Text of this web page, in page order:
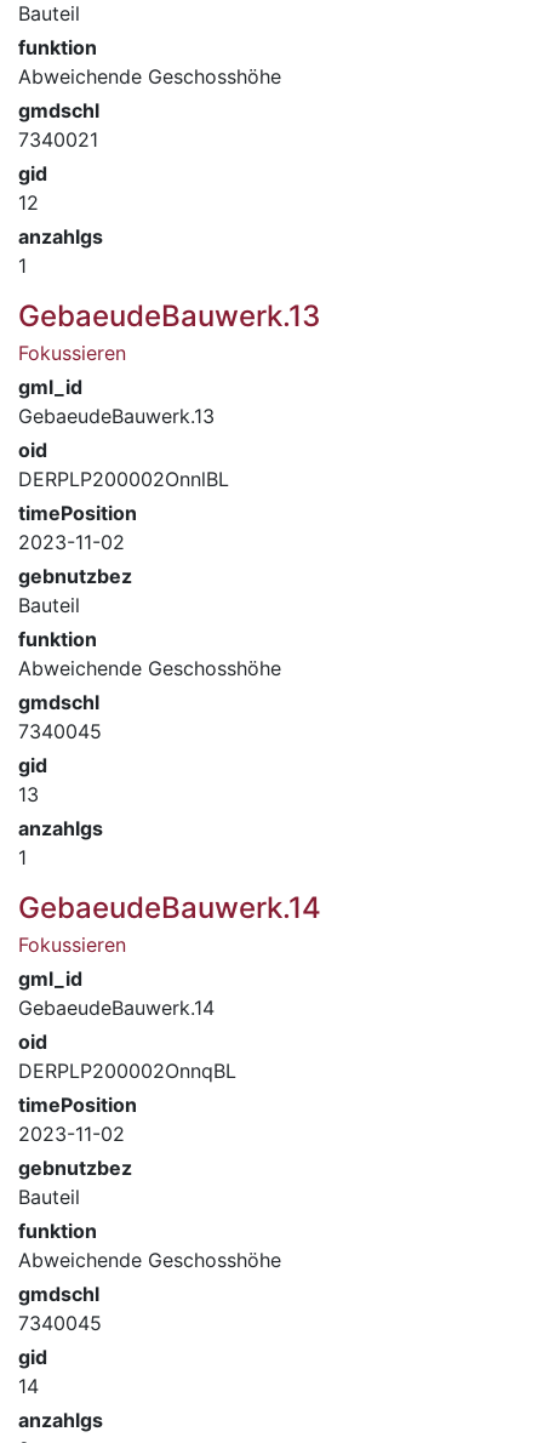
Bauteil
funktion
Abweichende Geschosshöhe
gmdschl
7340021
gid
12
anzahlgs
1
GebaeudeBauwerk.13
Fokussieren
gml_id
GebaeudeBauwerk.13
oid
DERPLP200002OnnlBL
timePosition
2023-11-02
gebnutzbez
Bauteil
funktion
Abweichende Geschosshöhe
gmdschl
7340045
gid
13
anzahlgs
1
GebaeudeBauwerk.14
Fokussieren
gml_id
GebaeudeBauwerk.14
oid
DERPLP200002OnnqBL
timePosition
2023-11-02
gebnutzbez
Bauteil
funktion
Abweichende Geschosshöhe
gmdschl
7340045
gid
14
anzahlgs